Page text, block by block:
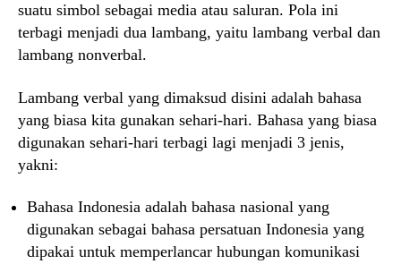
suatu simbol sebagai media atau saluran. Pola ini
terbagi menjadi dua lambang, yaitu lambang verbal dan
lambang nonverbal.
Lambang verbal yang dimaksud disini adalah bahasa
yang biasa kita gunakan sehari-hari. Bahasa yang biasa
digunakan sehari-hari terbagi lagi menjadi 3 jenis,
yakni:
Bahasa Indonesia adalah bahasa nasional yang
digunakan sebagai bahasa persatuan Indonesia yang
dipakai untuk memperlancar hubungan komunikasi